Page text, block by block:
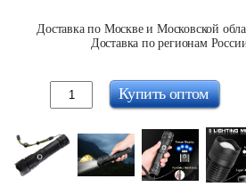
Доставка по Москве и Московской
Доставка по регионам
Купить оптом